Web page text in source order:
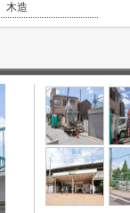
木造